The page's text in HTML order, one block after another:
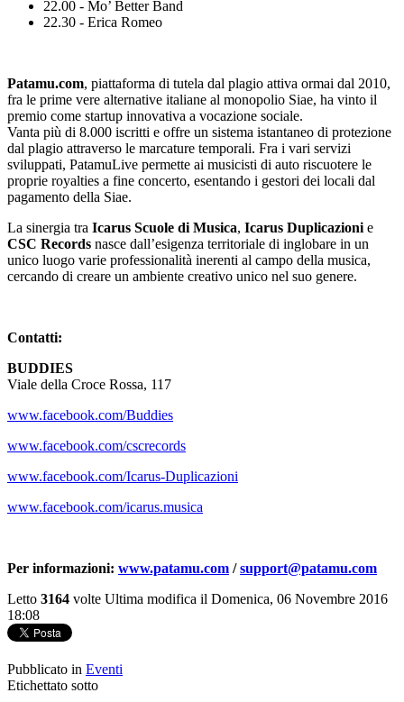
22.00 - Mo’ Better Band
22.30 - Erica Romeo
Patamu.com, piattaforma di tutela dal plagio attiva ormai dal 2010,
fra le prime vere alternative italiane al monopolio Siae, ha vinto il
premio come startup innovativa a vocazione sociale.
Vanta più di 8.000 iscritti e offre un sistema istantaneo di protezione
dal plagio attraverso le marcature temporali. Fra i vari servizi
sviluppati, PatamuLive permette ai musicisti di auto riscuotere le
proprie royalties a fine concerto, esentando i gestori dei locali dal
pagamento della Siae.
La sinergia tra Icarus Scuole di Musica, Icarus Duplicazioni e
CSC Records nasce dall’esigenza territoriale di inglobare in un
unico luogo varie professionalità inerenti al campo della musica,
cercando di creare un ambiente creativo unico nel suo genere.
Contatti:
BUDDIES
Viale della Croce Rossa, 117
www.facebook.com/Buddies
www.facebook.com/cscrecords
www.facebook.com/Icarus-Duplicazioni
www.facebook.com/icarus.musica
Per informazioni: www.patamu.com /support@patamu.com
Letto 3164 volte Ultima modifica il Domenica, 06 Novembre 2016
18:08
Pubblicato in Eventi
Etichettato sotto